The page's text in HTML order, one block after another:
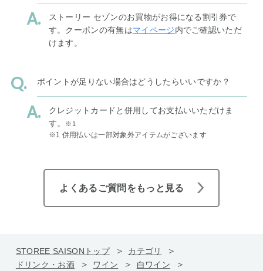
ストーリー セゾンのお買物がお得になる割引券で
す。クーポンの有無はマイページ内でご確認いただ
けます。
ポイントが足りない場合はどうしたらいいですか？
クレジットカードと併用してお支払いいただけま
す。
※1
※1 併用払いは一部対象外アイテムがございます
よくあるご質問をもっと見る
STOREE SAISONトップ
カテゴリ
ドリンク・お酒
ワイン
白ワイン